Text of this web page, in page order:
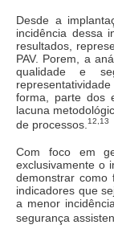
Desde a
incidência dessa
resultados,
PAV. Porem, a
qualidade e
forma, parte dos
lacuna
de processos. 12,13
Com foco em
exclusivamente o
demonstrar como
indicadores que
a menor
segurança